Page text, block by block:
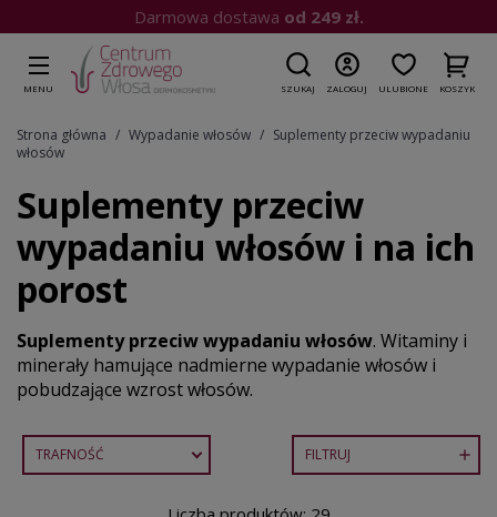
Kup do 15:00| Wysyłka dziś
MENU SZUKAJ ZALOGUJ ULUBIONE KOSZYK
Strona główna Wypadanie włosów
Suplementy przeciw wypadaniu
włosów
Suplementy przeciw
wypadaniu włosów i na ich
porost
Suplementy przeciw wypadaniu włosów. Witaminy i
minerały hamujące nadmierne wypadanie włosów i
pobudzające wzrost włosów.
TRAFNOŚĆ FILTRUJ 